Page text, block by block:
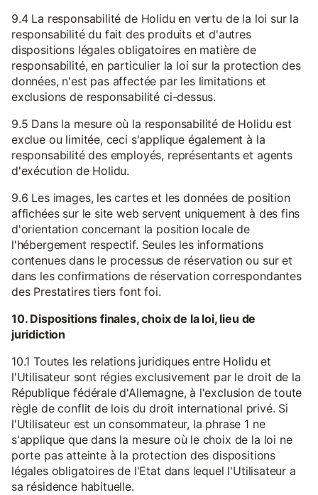
9.4 La responsabilité de Holidu en vertu de la loi sur la
responsabilité du fait des produits et d'autres
dispositions légales obligatoires en matière de
responsabilité, en particulier la loi sur la protection des
données, n'est pas affectée par les limitations et
exclusions de responsabilité ci-dessus.
9.5 Dans la mesure où la responsabilité de Holidu est
exclue ou limitée, ceci s'applique également à la
responsabilité des employés, représentants et agents
d'exécution de Holidu.
9.6 Les images, les cartes et les données de position
affichées sur le site web servent uniquement à des fins
d'orientation concernant la position locale de
l'hébergement respectif. Seules les informations
contenues dans le processus de réservation ou sur et
dans les confirmations de réservation correspondantes
des Prestatires tiers font foi.
10. Dispositions finales, choix de la loi, lieu de
juridiction
10.1 Toutes les relations juridiques entre Holidu et
l'Utilisateur sont régies exclusivement par le droit de la
République fédérale d'Allemagne, à l'exclusion de toute
règle de conflit de lois du droit international privé. Si
l'Utilisateur est un consommateur, la phrase 1 ne
s'applique que dans la mesure où le choix de la loi ne
porte pas atteinte à la protection des dispositions
légales obligatoires de l'Etat dans lequel l'Utilisateur a
sa résidence habituelle.